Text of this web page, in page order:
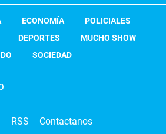
ECONOMÍA
POLICIALES
DEPORTES
MUCHO SHOW
SOCIEDAD
RSS Contactanos